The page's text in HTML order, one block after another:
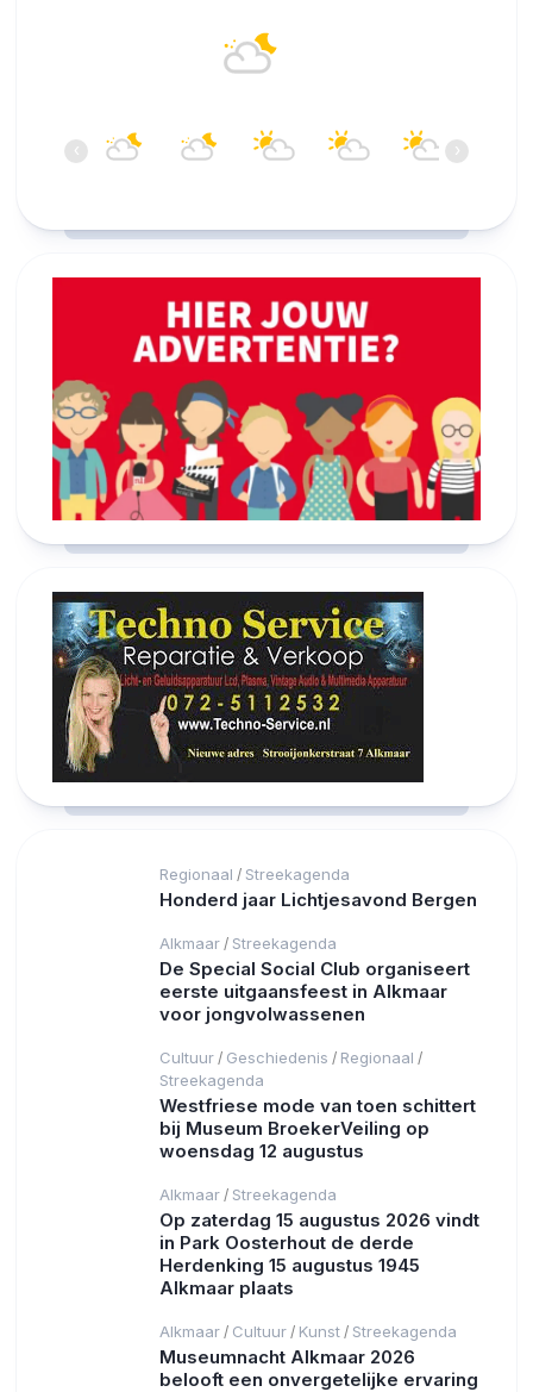
‹ ›
Regionaal / Streekagenda
Honderd jaar Lichtjesavond Bergen
Alkmaar / Streekagenda
De Special Social Club organiseert
eerste uitgaansfeest in Alkmaar
voor jongvolwassenen
Cultuur / Geschiedenis / Regionaal /
Streekagenda
Westfriese mode van toen schittert
bij Museum BroekerVeiling op
woensdag 12 augustus
Alkmaar / Streekagenda
Op zaterdag 15 augustus 2026 vindt
in Park Oosterhout de derde
Herdenking 15 augustus 1945
Alkmaar plaats
Alkmaar / Cultuur / Kunst / Streekagenda
Museumnacht Alkmaar 2026
belooft een onvergetelijke ervaring